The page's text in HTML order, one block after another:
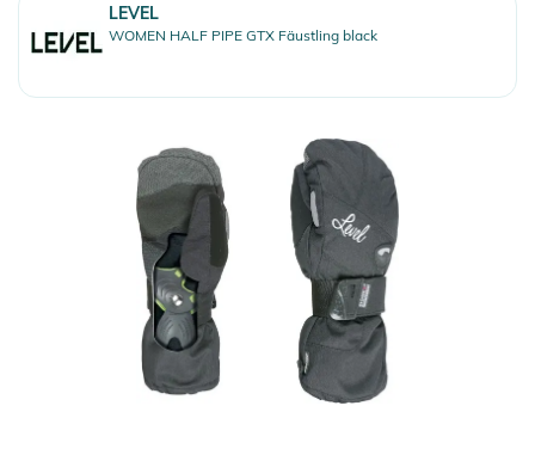
LEVEL
WOMEN HALF PIPE GTX Fäustling black